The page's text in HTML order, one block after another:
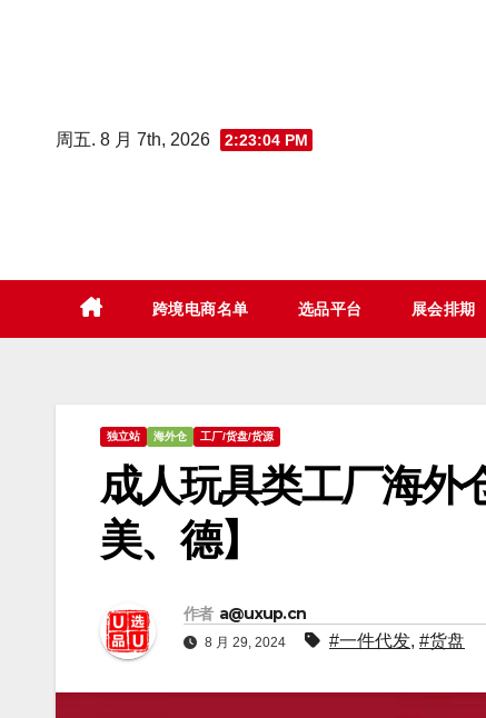
周五. 8 月 7th, 2026 2:23:06 PM
跨境电商名单 选品平台 展会排期
独立站 海外仓 工厂/货盘/货源
成人玩具类工厂海外
美、德】
作者 a@uxup.cn
8 月 29, 2024 #一件代发, #货盘